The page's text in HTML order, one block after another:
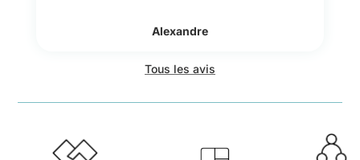
Alexandre
Tous les avis